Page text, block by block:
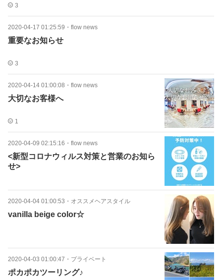
3
2020-04-17 01:25:59 ・ flow news
重要なお知らせ
3
2020-04-14 01:00:08 ・ flow news
大切なお客様へ
1
2020-04-09 02:15:16 ・ flow news
<新型コロナウィルス対策と営業のお知ら
せ>
2020-04-04 01:00:53 ・ オススメヘアスタイル
vanilla beige color☆
2020-04-03 01:00:47 ・ プライベート
ポカポカツーリング♪